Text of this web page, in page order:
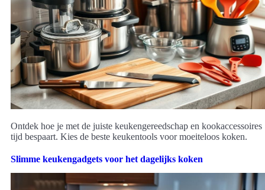
Ontdek hoe je met de juiste keukengereedschap en kookaccessoires
tijd bespaart. Kies de beste keukentools voor moeiteloos koken.
Slimme keukengadgets voor het dagelijks koken